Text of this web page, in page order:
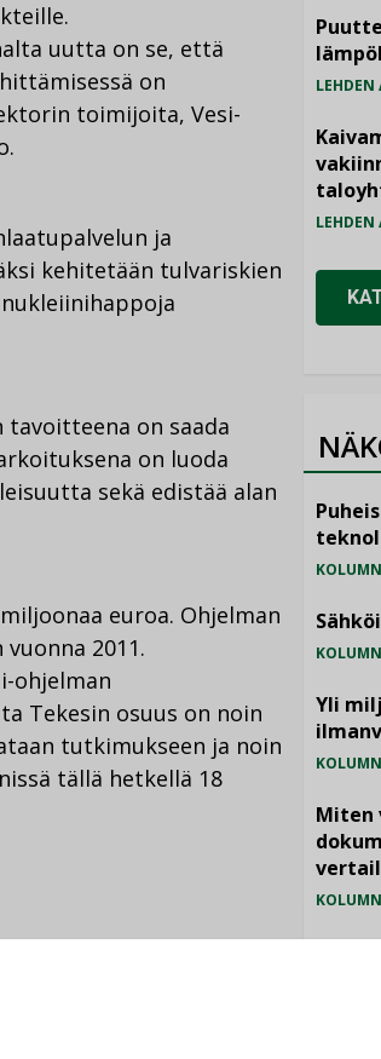
uutta on se, että
on
toimijoita, Vesi-
ja
kehitetään tulvariskien
tavoitteena on saada
on luoda
sekä edistää alan
euroa. Ohjelman
2011.
ohjelman
Tekesin osuus on noin
tutkimukseen ja noin
tällä hetkellä 18
LEHDEN
LEHDEN
Yli
Miten